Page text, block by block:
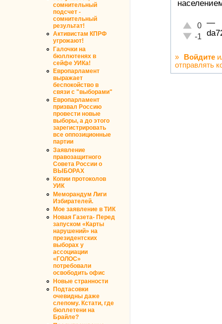
сомнительный
подсчет -
сомнительный
результат!
Активистам КПРФ
угрожают!
Галочки на
бюллютенях в
сейфе УИКа!
Европарламент
выражает
беспокойство в
связи с "выборами"
Европарламент
призвал Россию
провести новые
выборы, а до этого
зарегистрировать
все оппозиционные
партии
Заявление
правозащитного
Совета России о
ВЫБОРАХ
Копии протоколов
УИК
Меморандум Лиги
Избирателей.
Мое заявление в ТИК
Новая Газета- Перед
запуском «Карты
нарушений» на
президентских
выборах у
ассоциации
«ГОЛОС»
потребовали
освободить офис
Новые странности
Подтасовки
очевидны даже
слепому. Кстати, где
бюллетени на
Брайле?
Отлично!
0
-1
—
» Войдите
отправлять